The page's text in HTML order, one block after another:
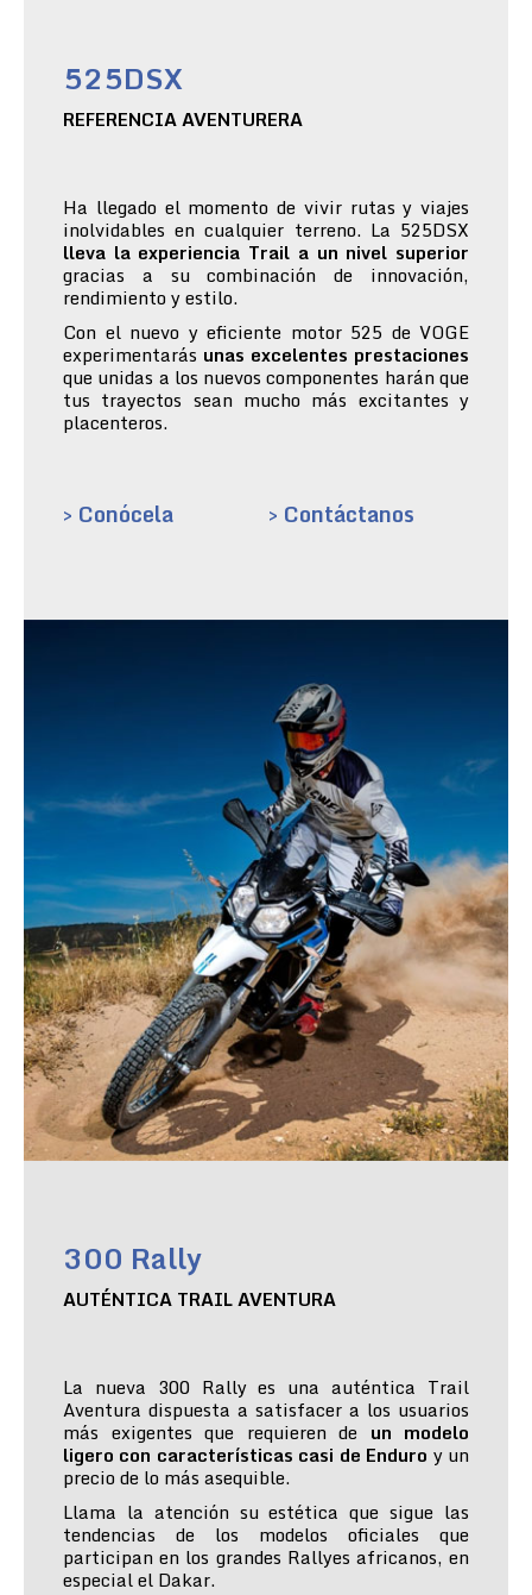
525DSX
REFERENCIA AVENTURERA
Ha llegado el momento de vivir rutas y viajes
inolvidables en cualquier terreno. La 525DSX
lleva la experiencia Trail a un nivel superior
gracias a su combinación de innovación,
rendimiento y estilo.
Con el nuevo y eficiente motor 525 de VOGE
experimentarás unas excelentes prestaciones
que unidas a los nuevos componentes harán que
tus trayectos sean mucho más excitantes y
placenteros.
> Conócela > Contáctanos
300 Rally
AUTÉNTICA TRAIL AVENTURA
La nueva 300 Rally es una auténtica Trail
Aventura dispuesta a satisfacer a los usuarios
más exigentes que requieren de un modelo
ligero con características casi de Enduro y un
precio de lo más asequible.
Llama la atención su estética que sigue las
tendencias de los modelos oficiales que
participan en los grandes Rallyes africanos, en
especial el Dakar.